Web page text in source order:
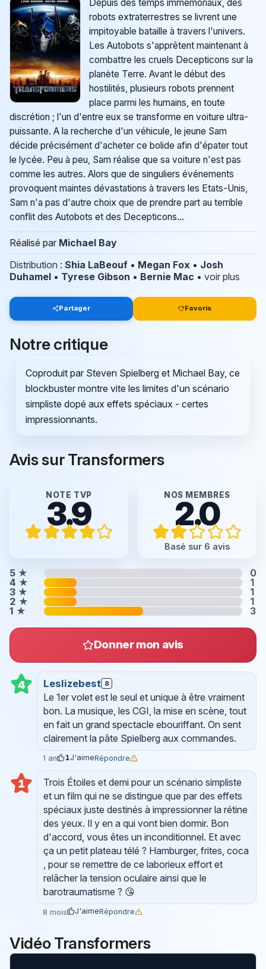
Depuis des temps immémoriaux, des
robots extraterrestres se livrent une
impitoyable bataille à travers l'univers.
Les Autobots s'apprêtent maintenant à
combattre les cruels Decepticons sur la
planète Terre. Avant le début des
hostilités, plusieurs robots prennent
place parmi les humains, en toute
discrétion ; l'un d'entre eux se transforme en voiture ultra-
puissante. A la recherche d'un véhicule, le jeune Sam
décide précisément d'acheter ce bolide afin d'épater tout
le lycée. Peu à peu, Sam réalise que sa voiture n'est pas
comme les autres. Alors que de singuliers événements
provoquent maintes dévastations à travers les Etats-Unis,
Sam n'a pas d'autre choix que de prendre part au terrible
conflit des Autobots et des Decepticons...
Réalisé par Michael Bay
Distribution : Shia LaBeouf • Megan Fox • Josh
Duhamel • Tyrese Gibson • Bernie Mac • voir plus
Partager Favoris
Notre critique
Coproduit par Steven Spielberg et Michael Bay, ce
blockbuster montre vite les limites d'un scénario
simpliste dopé aux effets spéciaux - certes
impressionnants.
Avis sur Transformers
NOTE TVP
3.9 NOS MEMBRES
2.0
Basé sur 6 avis
5 ★
0
4 ★
1
3 ★
1
2 ★
1
1 ★ 3
Donner mon avis
4 Leslizebest 8
Le 1er volet est le seul et unique à être vraiment
bon. La musique, les CGI, la mise en scène, tout
en fait un grand spectacle ebouriffant. On sent
clairement la pâte Spielberg aux commandes.
1 an 1J'aimeRépondre
1
Trois Étoiles et demi pour un scénario simpliste
et un film qui ne se distingue que par des effets
spéciaux juste destinés à impressionner la rétine
des yeux. Il y en a qui vont bien dormir. Bon
d'accord, vous êtes un inconditionnel. Et avec
ça un petit plateau télé ? Hamburger, frites, coca
, pour se remettre de ce laborieux effort et
relâcher la tension oculaire ainsi que le
barotraumatisme ? 😘
8 mois J'aimeRépondre
Vidéo Transformers